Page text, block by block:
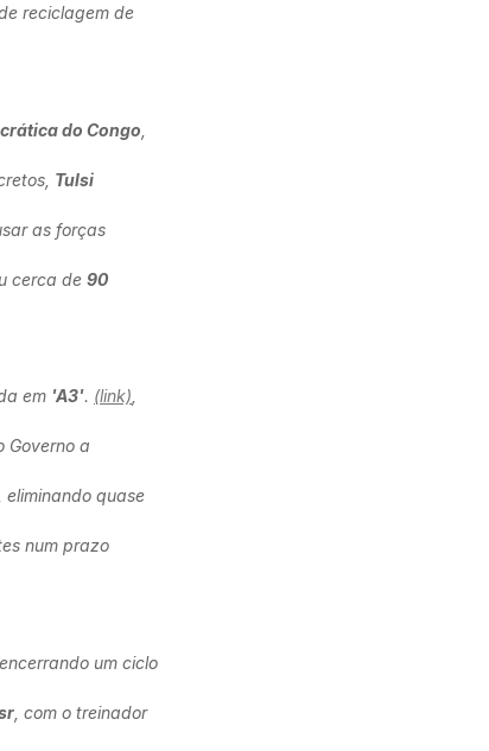
reciclagem de
do Congo
Tulsi
as forças
cerca de 90
em 'A3'. (link),
Governo a
quase
num prazo
um ciclo
, com o treinador